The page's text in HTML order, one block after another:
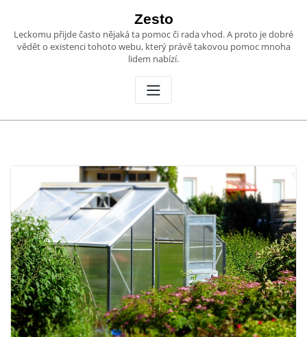
content
Zesto
Leckomu přijde často nějaká ta pomoc či rada vhod. A proto je dobré
vědět o existenci tohoto webu, který právě takovou pomoc mnoha
lidem nabízí.